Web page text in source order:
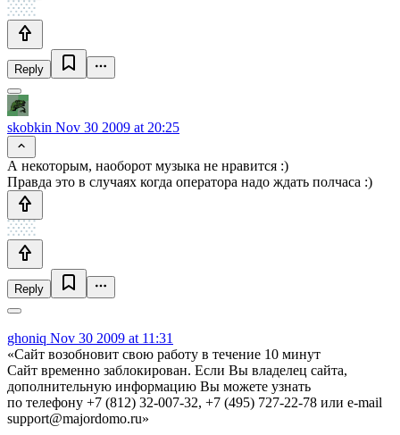
Reply
skobkin Nov 30 2009 at 20:25
А некоторым, наоборот музыка не нравится :)
Правда это в случаях когда оператора надо ждать полчаса :)
Reply
ghoniq Nov 30 2009 at 11:31
«Сайт возобновит свою работу в течение 10 минут
Сайт временно заблокирован. Если Вы владелец сайта,
дополнительную информацию Вы можете узнать
по телефону +7 (812) 32-007-32, +7 (495) 727-22-78 или e-mail
support@majordomo.ru»